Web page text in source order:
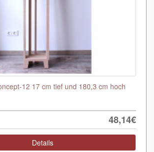
12 17 cm tief und 180,3 cm hoch
48,14€
Details